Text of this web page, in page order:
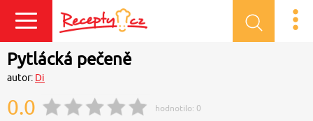
Přihlásit se
Pytlácká pečeně
autor: Di
0.0 hodnotilo: 0